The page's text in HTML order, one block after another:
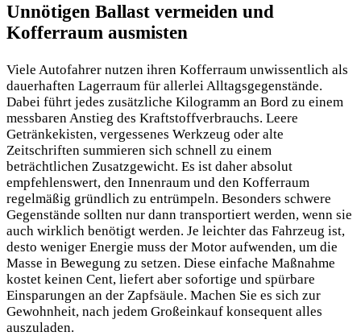
Unnötigen Ballast vermeiden und
Kofferraum ausmisten
Viele Autofahrer nutzen ihren Kofferraum unwissentlich als
dauerhaften Lagerraum für allerlei Alltagsgegenstände.
Dabei führt jedes zusätzliche Kilogramm an Bord zu einem
messbaren Anstieg des Kraftstoffverbrauchs. Leere
Getränkekisten, vergessenes Werkzeug oder alte
Zeitschriften summieren sich schnell zu einem
beträchtlichen Zusatzgewicht. Es ist daher absolut
empfehlenswert, den Innenraum und den Kofferraum
regelmäßig gründlich zu entrümpeln. Besonders schwere
Gegenstände sollten nur dann transportiert werden, wenn sie
auch wirklich benötigt werden. Je leichter das Fahrzeug ist,
desto weniger Energie muss der Motor aufwenden, um die
Masse in Bewegung zu setzen. Diese einfache Maßnahme
kostet keinen Cent, liefert aber sofortige und spürbare
Einsparungen an der Zapfsäule. Machen Sie es sich zur
Gewohnheit, nach jedem Großeinkauf konsequent alles
auszuladen.